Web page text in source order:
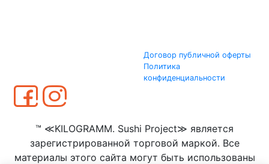
Договор публичной оферты
Политика
конфиденциальности
™ ≪KILOGRAMM. Sushi Project≫ является
зарегистрированной торговой маркой. Все
материалы этого сайта могут быть использованы